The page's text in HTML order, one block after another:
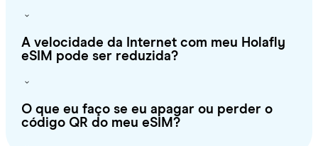
A velocidade da Internet com meu Holafly
eSIM pode ser reduzida?
O que eu faço se eu apagar ou perder o
código QR do meu eSIM?